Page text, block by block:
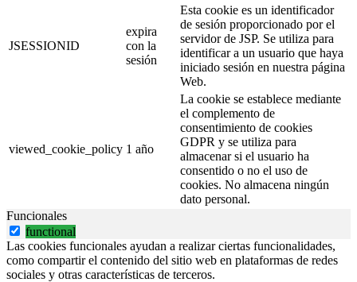
JSESSIONID
expira
con la
sesión
Esta cookie es un identificador
de sesión proporcionado por el
servidor de JSP. Se utiliza para
identificar a un usuario que haya
iniciado sesión en nuestra página
Web.
viewed_cookie_policy 1 año
La cookie se establece mediante
el complemento de
consentimiento de cookies
GDPR y se utiliza para
almacenar si el usuario ha
consentido o no el uso de
cookies. No almacena ningún
dato personal.
Funcionales
functional
Las cookies funcionales ayudan a realizar ciertas funcionalidades,
como compartir el contenido del sitio web en plataformas de redes
sociales y otras características de terceros.